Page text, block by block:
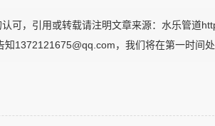
可，引用或转载请注明文章来源：水乐管道
1372121675@qq.com，我们将在第一时间处